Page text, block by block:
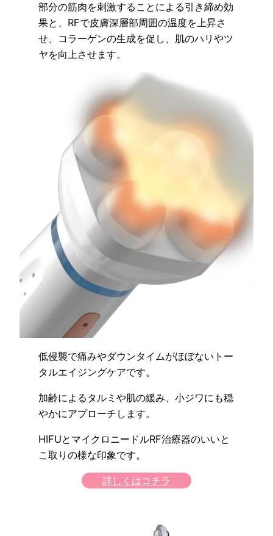
部分の筋肉を刺激することによる引き締め効
果と、RFで皮膚深層部周囲の温度を上昇さ
せ、コラーゲンの生成を促し、肌のハリやツ
ヤを向上させます。
低侵襲で痛みやダウンタイムがほぼないトー
タルエイジングケアです。
加齢によるタルミや肌の緩み、小ジワにも穏
やかにアプローチします。
HIFUとマイクロニードルRF治療器のいいと
こ取りの様な印象です。
詳しくはコチラ